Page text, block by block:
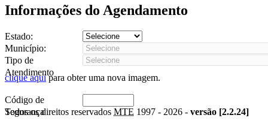
Informações do Agendamento
Estado:
Município:
Tipo de
Atendimento
clique aquipara obter uma nova imagem.
Código de
Segurança
Todos os direitos reservados MTE 1997 - 2026 - versão [2.2.24]